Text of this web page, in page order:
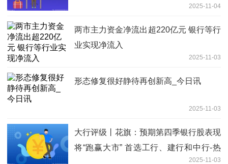
2025-11-04
两市主力资金净流出超220亿元 银行等行
业实现净流入
2025-11-03
形态修复很好静待再创新高_今日讯
2025-11-03
大行评级丨花旗：预期第四季银行股表现
将“跑赢大市” 首选工行、建行和中行-热
2025-11-03